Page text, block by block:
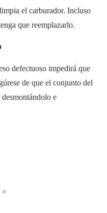
el carburador. Incluso
que reemplazarlo.
defectuoso impedirá que
de que el conjunto del
e